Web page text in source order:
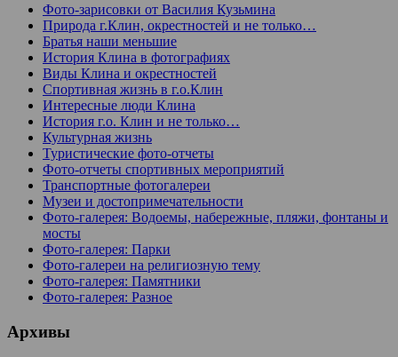
Фото-зарисовки от Василия Кузьмина
Природа г.Клин, окрестностей и не только…
Братья наши меньшие
История Клина в фотографиях
Виды Клина и окрестностей
Спортивная жизнь в г.о.Клин
Интересные люди Клина
История г.о. Клин и не только…
Культурная жизнь
Туристические фото-отчеты
Фото-отчеты спортивных мероприятий
Транспортные фотогалереи
Музеи и достопримечательности
Фото-галерея: Водоемы, набережные, пляжи, фонтаны и
мосты
Фото-галерея: Парки
Фото-галереи на религиозную тему
Фото-галерея: Памятники
Фото-галерея: Разное
Архивы